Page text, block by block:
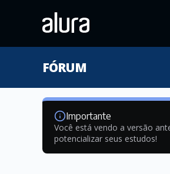
FÓRUM
Importante
Você está vendo a versão
potencializar seus estudos!